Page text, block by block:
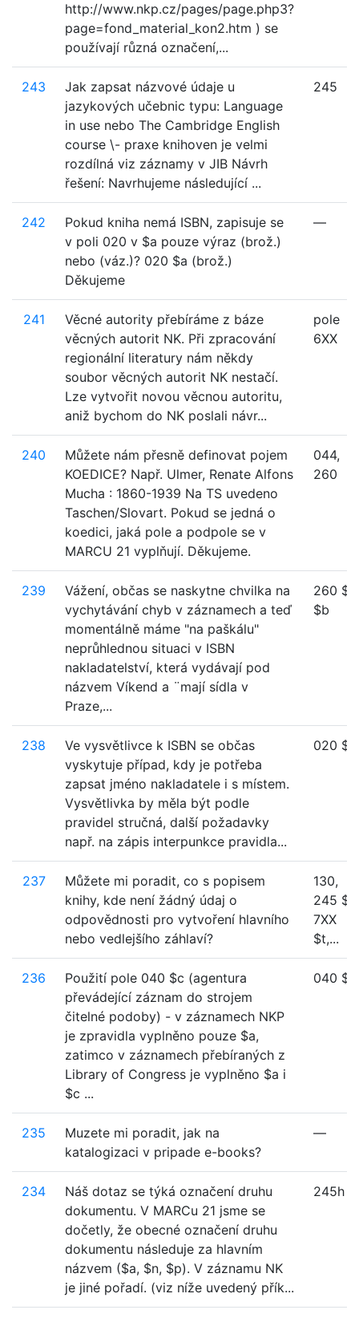
http://www.nkp.cz/pages/page.php3?
page=fond_material_kon2.htm ) se
používají různá označení,...
243
Jak zapsat názvové údaje u
jazykových učebnic typu: Language
in use nebo The Cambridge English
course \- praxe knihoven je velmi
rozdílná viz záznamy v JIB Návrh
řešení: Navrhujeme následující ...
245
242
Pokud kniha nemá ISBN, zapisuje se
v poli 020 v $a pouze výraz (brož.)
nebo (váz.)? 020 $a (brož.)
Děkujeme
—
241
Věcné autority přebíráme z báze
věcných autorit NK. Při zpracování
regionální literatury nám někdy
soubor věcných autorit NK nestačí.
Lze vytvořit novou věcnou autoritu,
aniž bychom do NK poslali návr...
pole
6XX
240
Můžete nám přesně definovat pojem
KOEDICE? Např. Ulmer, Renate Alfons
Mucha : 1860-1939 Na TS uvedeno
Taschen/Slovart. Pokud se jedná o
koedici, jaká pole a podpole se v
MARCU 21 vyplňují. Děkujeme.
044,
260
239
Vážení, občas se naskytne chvilka na
vychytávání chyb v záznamech a teď
momentálně máme "na paškálu"
neprůhlednou situaci v ISBN
nakladatelství, která vydávají pod
názvem Víkend a ¨mají sídla v
Praze,...
260 $a,
$b
238
Ve vysvětlivce k ISBN se občas
vyskytuje případ, kdy je potřeba
zapsat jméno nakladatele i s místem.
Vysvětlivka by měla být podle
pravidel stručná, další požadavky
např. na zápis interpunkce pravidla...
020 $a
237
Můžete mi poradit, co s popisem
knihy, kde není žádný údaj o
odpovědnosti pro vytvoření hlavního
nebo vedlejšího záhlaví?
130,
245 $a,
7XX
$t,...
236
Použití pole 040 $c (agentura
převádející záznam do strojem
čitelné podoby) - v záznamech NKP
je zpravidla vyplněno pouze $a,
zatimco v záznamech přebíraných z
Library of Congress je vyplněno $a i
$c ...
040 $c
235
Muzete mi poradit, jak na
katalogizaci v pripade e-books?
—
234
Náš dotaz se týká označení druhu
dokumentu. V MARCu 21 jsme se
dočetly, že obecné označení druhu
dokumentu následuje za hlavním
názvem ($a, $n, $p). V záznamu NK
je jiné pořadí. (viz níže uvedený přík...
245h